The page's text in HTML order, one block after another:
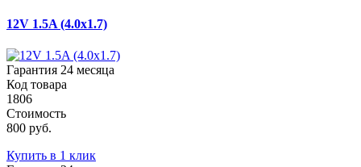
12V 1.5A (4.0x1.7)
Гарантия 24 месяца
Код товара
1806
Стоимость
800 руб.
Купить в 1 клик